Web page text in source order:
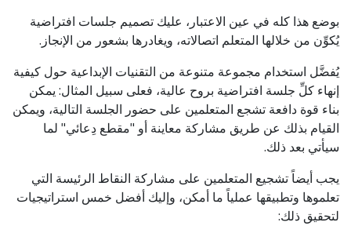
بوضع هذا كله في عين الاعتبار، عليك تصميم جلسات افتراضية
يُكوِّن من خلالها المتعلم اتصالاته، ويغادرها بشعور من الإنجاز.
يُفضَّل استخدام مجموعة متنوعة من التقنيات الإبداعية حول كيفية
إنهاء كلِّ جلسة افتراضية بروح عالية، فعلى سبيل المثال: يمكن
بناء قوة دافعة تشجع المتعلمين على حضور الجلسة التالية، ويمكن
القيام بذلك عن طريق مشاركة معاينة أو "مقطع دِعائي" لما
سيأتي بعد ذلك.
يجب أيضاً تشجيع المتعلمين على مشاركة النقاط الرئيسة التي
تعلموها وتطبيقها عملياً ما أمكن، وإليك أفضل خمس استراتيجيات
لتحقيق ذلك: